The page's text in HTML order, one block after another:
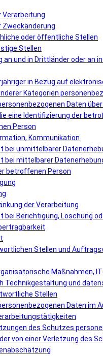
Verarbeitung
Zweckänderung
oder öffentliche Stellen
Stellen
an und in Drittländer oder an
in Bezug auf
Kategorien
Daten
eine Identifizierung der
Person
Kommunikation
bei unmittelbarer
bei mittelbarer
betroffenen Person
der Verarbeitung
Berichtigung, Löschung
Stellen und
Maßnahmen,
Technikgestaltung und
Stellen
Daten im
des Schutzes
von einer Verletzung des